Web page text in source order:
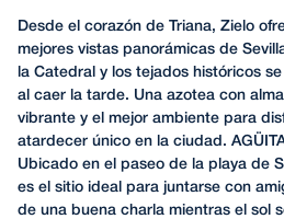
Desde el corazón de Triana, Zielo
mejores vistas panorámicas de
la Catedral y los tejados históricos
al caer la tarde. Una azotea con
vibrante y el mejor ambiente para
atardecer único en la ciudad.
Ubicado en el paseo de la playa de
es el sitio ideal para juntarse con
de una buena charla mientras el sol